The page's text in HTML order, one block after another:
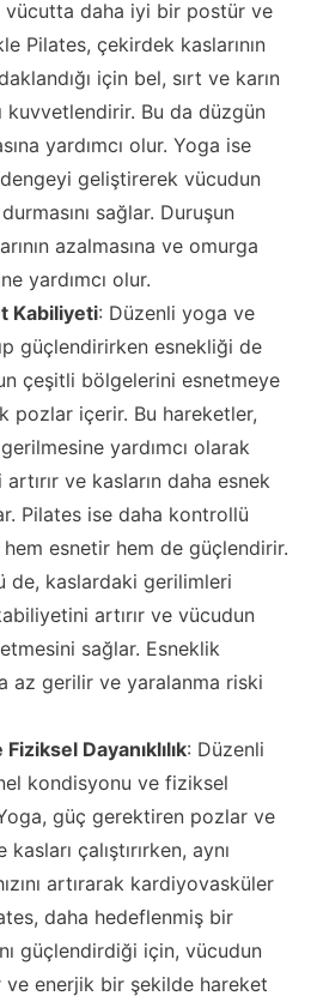
vücutta daha iyi bir postür ve
Pilates, çekirdek kaslarının
için bel, sırt ve karın
kuvvetlendirir. Bu da düzgün
yardımcı olur. Yoga ise
geliştirerek vücudun
sağlar. Duruşun
azalmasına ve omurga
yardımcı olur.
Kabiliyeti: Düzenli yoga ve
güçlendirirken esnekliği de
çeşitli bölgelerini esnetmeye
pozlar içerir. Bu hareketler,
yardımcı olarak
ve kasların daha esnek
Pilates ise daha kontrollü
hem esnetir hem de güçlendirir.
de, kaslardaki gerilimleri
artırır ve vücudun
sağlar. Esneklik
az gerilir ve yaralanma riski
Dayanıklılık: Düzenli
kondisyonu ve fiziksel
Yoga, güç gerektiren pozlar ve
çalıştırırken, aynı
artırarak kardiyovasküler
daha hedeflenmiş bir
güçlendirdiği için, vücudun
ve enerjik bir şekilde hareket